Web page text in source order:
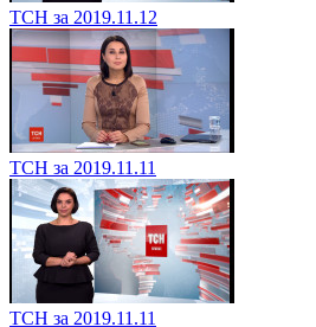
ТСН за 2019.11.12
ТСН за 2019.11.11
ТСН за 2019.11.11